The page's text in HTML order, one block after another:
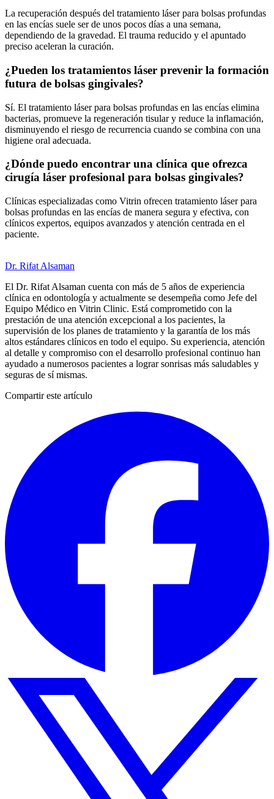
La recuperación después del tratamiento láser para bolsas profundas
en las encías suele ser de unos pocos días a una semana,
dependiendo de la gravedad. El trauma reducido y el apuntado
preciso aceleran la curación.
¿Pueden los tratamientos láser prevenir la formación
futura de bolsas gingivales?
Sí. El tratamiento láser para bolsas profundas en las encías elimina
bacterias, promueve la regeneración tisular y reduce la inflamación,
disminuyendo el riesgo de recurrencia cuando se combina con una
higiene oral adecuada.
¿Dónde puedo encontrar una clínica que ofrezca
cirugía láser profesional para bolsas gingivales?
Clínicas especializadas como Vitrin ofrecen tratamiento láser para
bolsas profundas en las encías de manera segura y efectiva, con
clínicos expertos, equipos avanzados y atención centrada en el
paciente.
Dr. Rifat Alsaman
El Dr. Rifat Alsaman cuenta con más de 5 años de experiencia
clínica en odontología y actualmente se desempeña como Jefe del
Equipo Médico en Vitrin Clinic. Está comprometido con la
prestación de una atención excepcional a los pacientes, la
supervisión de los planes de tratamiento y la garantía de los más
altos estándares clínicos en todo el equipo. Su experiencia, atención
al detalle y compromiso con el desarrollo profesional continuo han
ayudado a numerosos pacientes a lograr sonrisas más saludables y
seguras de sí mismas.
Compartir este artículo